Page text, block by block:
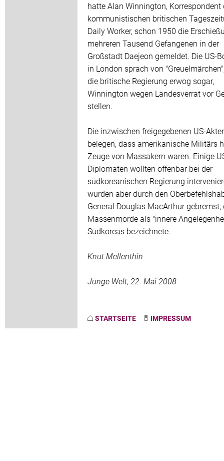
hatte Alan Winnington, Korrespondent
kommunistischen britischen
Daily Worker, schon 1950 die
mehreren Tausend Gefangenen in der
Großstadt Daejeon gemeldet. Die US-
in London sprach von
die britische Regierung erwog sogar,
Winnington wegen Landesverrat vor
stellen.
Die inzwischen freigegebenen US-
belegen, dass amerikanische Militärs
Zeuge von Massakern waren. Einige
Diplomaten wollten offenbar bei der
südkoreanischen Regierung
wurden aber durch den
General Douglas MacArthur gebremst,
Massenmorde als "innere
Südkoreas bezeichnete.
Knut Mellenthin
Junge Welt, 22. Mai 2008
STARTSEITE IMPRESSUM